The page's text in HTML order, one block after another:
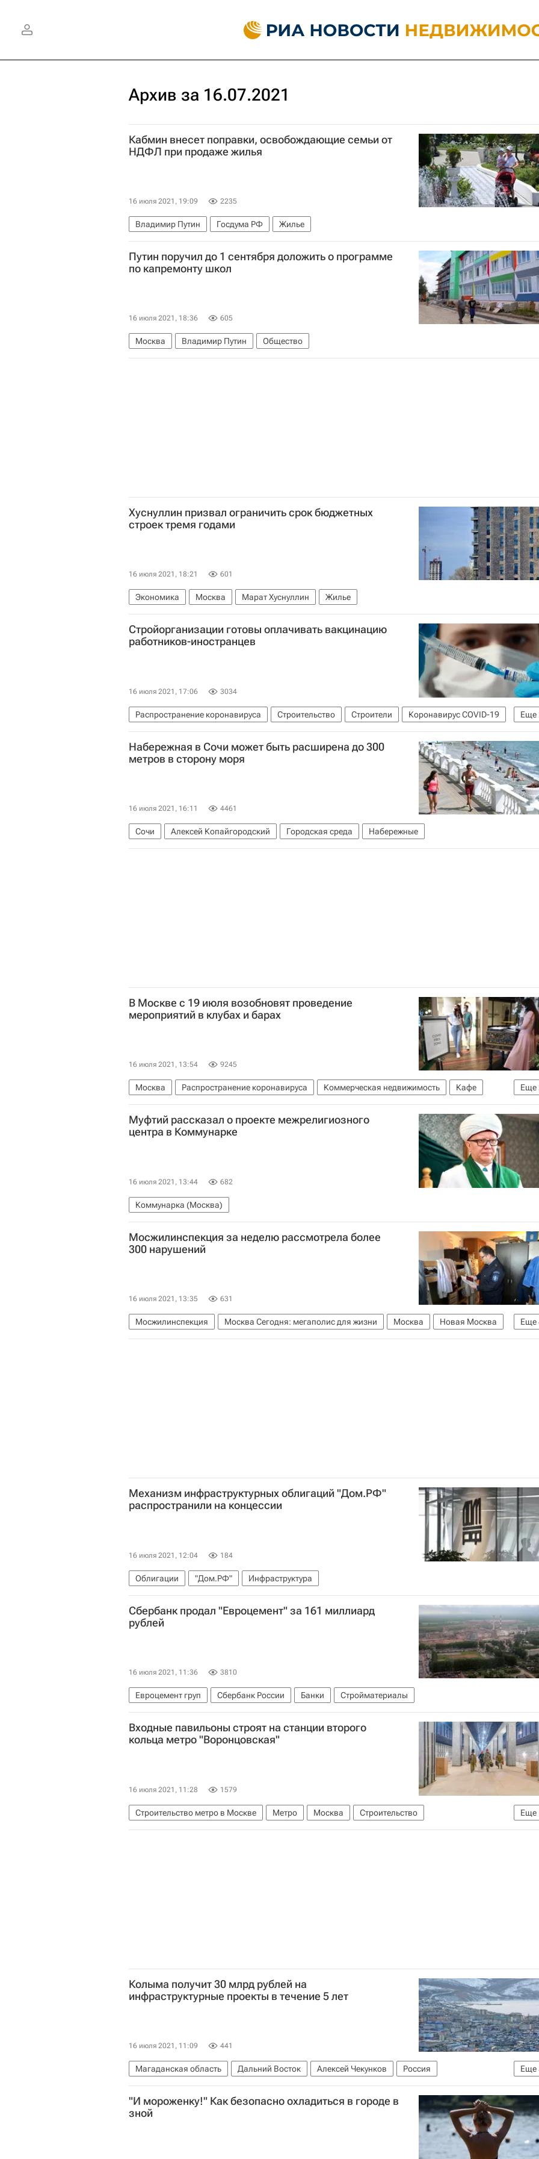
Архив за 16.07.2021
Кабмин внесет поправки, освобождающие семьи от
НДФЛ при продаже жилья
16 июля 2021, 19:09 2235
Владимир Путин Госдума РФ Жилье
Путин поручил до 1 сентября доложить о программе
по капремонту школ
16 июля 2021, 18:36 605
Москва Владимир Путин Общество
Хуснуллин призвал ограничить срок бюджетных
строек тремя годами
16 июля 2021, 18:21 601
Экономика Москва Марат Хуснуллин Жилье
Стройорганизации готовы оплачивать вакцинацию
работников-иностранцев
16 июля 2021, 17:06 3034
Еще
Распространение коронавируса Строительство Строители
Коронавирус COVID-19
Ирек Файзуллин
Министерство строительства и жилищно-коммунального хозяйства РФ (Минстрой России)
Набережная в Сочи может быть расширена до 300
метров в сторону моря
16 июля 2021, 16:11 4461
Сочи Алексей Копайгородский Городская среда Набережные
В Москве с 19 июля возобновят проведение
мероприятий в клубах и барах
16 июля 2021, 13:54 9245
Еще
Москва Распространение коронавируса Коммерческая недвижимость
Кафе
Рестораны
Коронавирус в России
Муфтий рассказал о проекте межрелигиозного
центра в Коммунарке
16 июля 2021, 13:44 682
Коммунарка (Москва)
Мосжилинспекция за неделю рассмотрела более
300 нарушений
16 июля 2021, 13:35 631
Еще
Мосжилинспекция Москва Сегодня: мегаполис для жизни Москва
Новая Москва
Жилье
ЖКХ Городское хозяйство Москвы Комплекс городского хозяйства Москвы
Механизм инфраструктурных облигаций "Дом.РФ"
распространили на концессии
16 июля 2021, 12:04 184
Облигации "Дом.РФ" Инфраструктура
Сбербанк продал "Евроцемент" за 161 миллиард
рублей
16 июля 2021, 11:36 3810
Евроцемент груп Сбербанк России Банки Стройматериалы
Входные павильоны строят на станции второго
кольца метро "Воронцовская"
16 июля 2021, 11:28 1579
Еще
Строительство метро в Москве Метро Москва
Строительство
Градостроительный комплекс Москвы
Колыма получит 30 млрд рублей на
инфраструктурные проекты в течение 5 лет
16 июля 2021, 11:09 441
Еще
Магаданская область Дальний Восток Алексей Чекунков
Россия
Инфраструктура
Регионы Кредиты
"И мороженку!" Как безопасно охладиться в городе в
зной